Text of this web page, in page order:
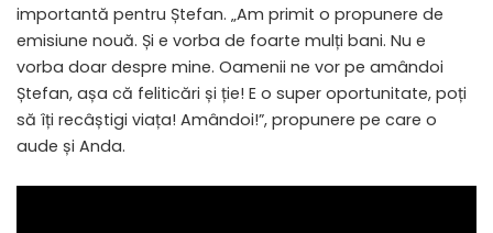
importantă pentru Ștefan. „Am primit o propunere de
emisiune nouă. Și e vorba de foarte mulți bani. Nu e
vorba doar despre mine. Oamenii ne vor pe amândoi
Ștefan, așa că feliticări și ție! E o super oportunitate, poți
să îți recâștigi viața! Amândoi!”, propunere pe care o
aude și Anda.